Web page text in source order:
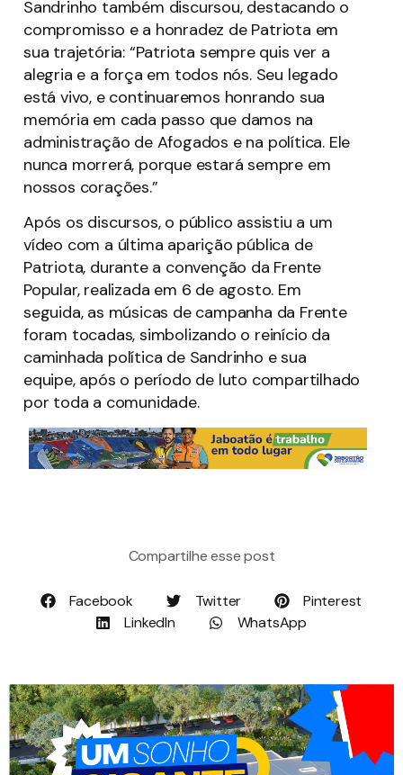
Sandrinho também discursou, destacando o
compromisso e a honradez de Patriota em
sua trajetória: “Patriota sempre quis ver a
alegria e a força em todos nós. Seu legado
está vivo, e continuaremos honrando sua
memória em cada passo que damos na
administração de Afogados e na política. Ele
nunca morrerá, porque estará sempre em
nossos corações.”
Após os discursos, o público assistiu a um
vídeo com a última aparição pública de
Patriota, durante a convenção da Frente
Popular, realizada em 6 de agosto. Em
seguida, as músicas de campanha da Frente
foram tocadas, simbolizando o reinício da
caminhada política de Sandrinho e sua
equipe, após o período de luto compartilhado
por toda a comunidade.
Compartilhe esse post
Facebook Twitter
Pinterest
LinkedIn
WhatsApp